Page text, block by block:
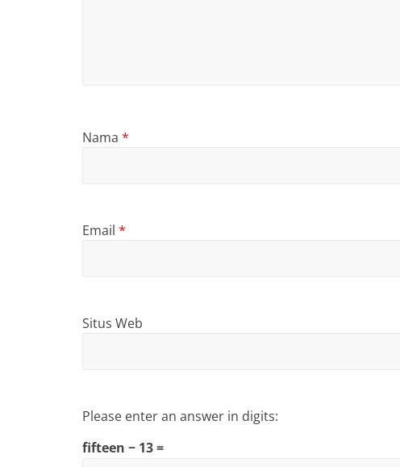
Nama *
Email *
Situs Web
Please enter an answer in digits:
fifteen − 13 =